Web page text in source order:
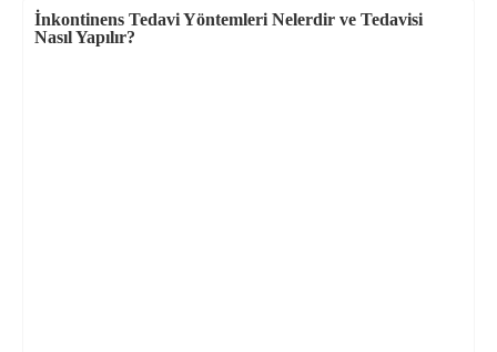
İnkontinens Tedavi Yöntemleri Nelerdir ve Tedavisi
Nasıl Yapılır?